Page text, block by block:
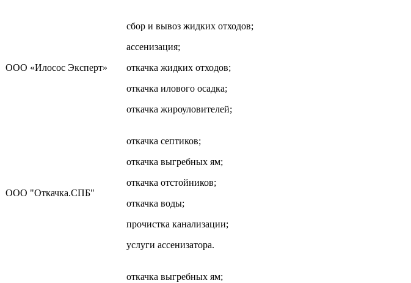
ООО «Илосос Эксперт»
сбор и вывоз жидких отходов;
ассенизация;
откачка жидких отходов;
откачка илового осадка;
откачка жироуловителей;
ООО "Откачка.СПБ"
откачка септиков;
откачка выгребных ям;
откачка отстойников;
откачка воды;
прочистка канализации;
услуги ассенизатора.
откачка выгребных ям;